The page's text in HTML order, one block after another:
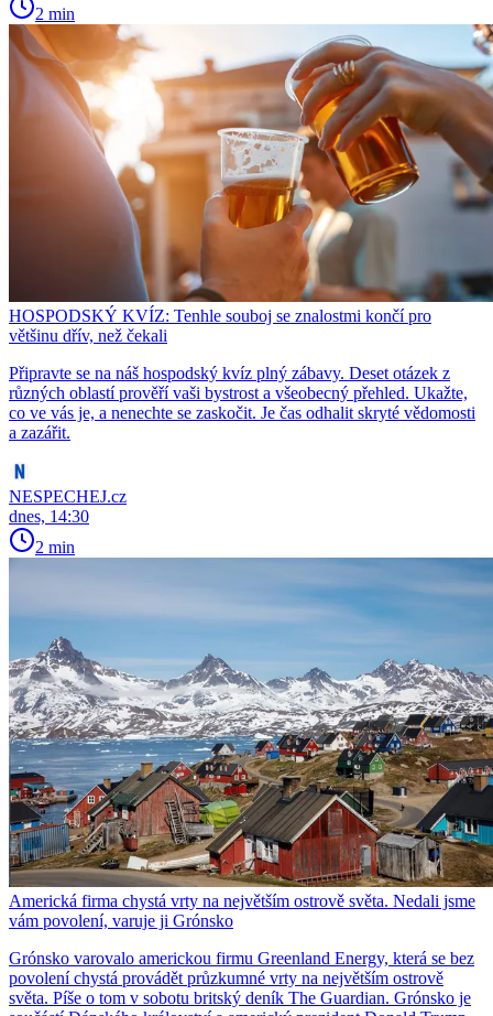
2 min
HOSPODSKÝ KVÍZ: Tenhle souboj se znalostmi končí pro
většinu dřív, než čekali
Připravte se na náš hospodský kvíz plný zábavy. Deset otázek z
různých oblastí prověří vaši bystrost a všeobecný přehled. Ukažte,
co ve vás je, a nenechte se zaskočit. Je čas odhalit skryté vědomosti
a zazářit.
NESPECHEJ.cz
dnes, 14:30
2 min
Americká firma chystá vrty na největším ostrově světa. Nedali jsme
vám povolení, varuje ji Grónsko
Grónsko varovalo americkou firmu Greenland Energy, která se bez
povolení chystá provádět průzkumné vrty na největším ostrově
světa. Píše o tom v sobotu britský deník The Guardian. Grónsko je